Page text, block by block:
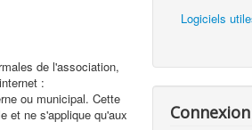
de l'association,
:
ou municipal. Cette
et ne s'applique qu'aux
Logiciels
Connexion